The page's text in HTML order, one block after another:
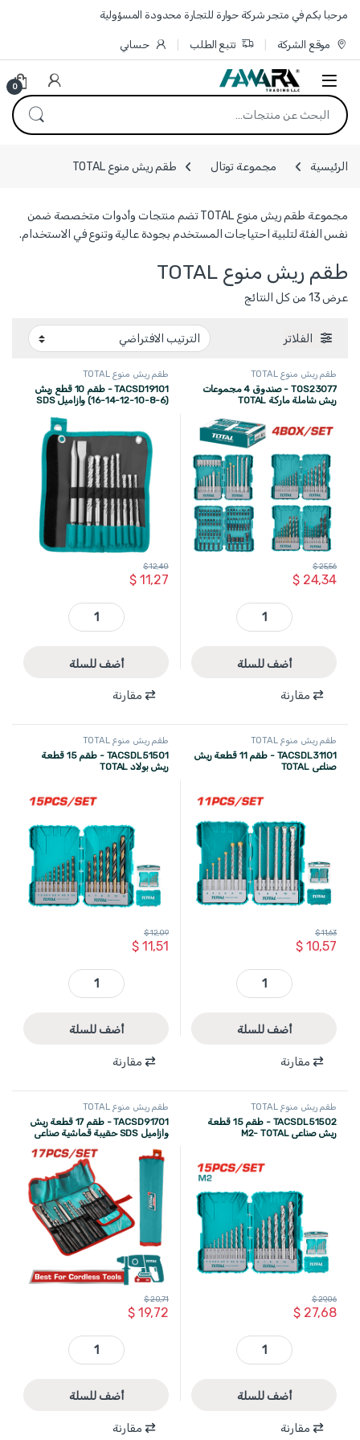
Skip to navigation
Skip to content
مرحبا بكم في متجر شركة حوارة للتجارة محدودة المسؤولية
موقع الشركة تتبع الطلب حسابي
0
البحث عن:
الرئيسية مجموعة توتال طقم ريش منوع TOTAL
مجموعة طقم ريش منوع TOTAL تضم منتجات وأدوات متخصصة ضمن
نفس الفئة لتلبية احتياجات المستخدم بجودة عالية وتنوع في الاستخدام.
طقم ريش منوع TOTAL
عرض ⁦13⁩ من كل النتائج
الفلاتر
طقم ريش منوع TOTAL
TOS23077 - صندوق 4 مجموعات
ريش شاملة ماركة TOTAL
$24,34
$25,56
TOS23077 - صندوق 4 مجموعات ريش شاملة ماركة TOTAL quantity
أضف للسلة
مقارنة
طقم ريش منوع TOTAL
TACSD19101 - طقم 10 قطع ريش
(6-8-10-12-14-16) وازاميل SDS
$11,27
$12,40
TACSD19101 - طقم 10 قطع ريش (6-8-10-12-14-16) وازاميل SDS ماركة TOTAL quantity
أضف للسلة
مقارنة
طقم ريش منوع TOTAL
TACSDL31101 - طقم 11 قطعة ريش
صناعي TOTAL
$10,57
$11,63
TACSDL31101 - طقم 11 قطعة ريش صناعي TOTAL quantity
أضف للسلة
مقارنة
طقم ريش منوع TOTAL
TACSDL51501 - طقم 15 قطعة
ريش بولاد TOTAL
$11,51
$12,09
TACSDL51501 - طقم 15 قطعة ريش بولاد TOTAL quantity
أضف للسلة
مقارنة
طقم ريش منوع TOTAL
TACSDL51502 - طقم 15 قطعة
ريش صناعي M2- TOTAL
$27,68
$29,06
TACSDL51502 - طقم 15 قطعة ريش صناعي M2- TOTAL quantity
أضف للسلة
مقارنة
طقم ريش منوع TOTAL
TACSD91701 - طقم 17 قطعة ريش
وازاميل SDS حقيبة قماشية صناعي
$19,72
$20,71
TACSD91701 - طقم 17 قطعة ريش وازاميل SDS حقيبة قماشية صناعي ماركة TOTAL quantity
أضف للسلة
مقارنة